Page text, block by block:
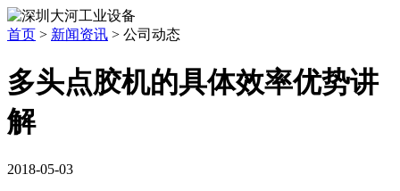
首页 > 新闻资讯 > 公司动态
多头点胶机的具体效率优势讲
解
2018-05-03